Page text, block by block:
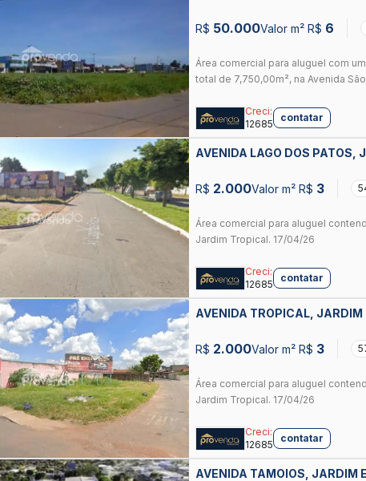
R$ 50.000Valor m² R$ 6
Área comercial para aluguel com
total de 7,750,00m², na Avenida
Creci:
12685
contatar
AVENIDA LAGO DOS PATOS,
R$ 2.000Valor m² R$ 3
Área comercial para aluguel
Jardim Tropical. 17/04/26
Creci:
12685
contatar
AVENIDA TROPICAL,
R$ 2.000Valor m² R$ 3
Área comercial para aluguel
Jardim Tropical. 17/04/26
Creci:
12685
contatar
AVENIDA TAMOIOS, JARDIM